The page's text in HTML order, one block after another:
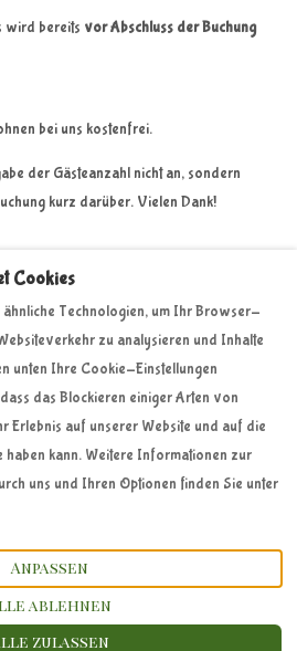
wird bereits vor Abschluss der Buchung
bei uns kostenfrei.
der Gästeanzahl nicht an, sondern
kurz darüber. Vielen Dank!
©2026
vorbehalten- Powered
by Lodgify
Cookies
Technologien, um Ihr Browser-
zu analysieren und Inhalte
unten Ihre Cookie-Einstellungen
das Blockieren einiger Arten von
Erlebnis auf unserer Website und auf die
haben kann. Weitere Informationen zur
uns und Ihren Optionen finden Sie unter
Anpassen
ablehnen
zulassen